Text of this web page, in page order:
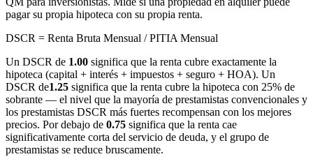
pagar su propia hipoteca con su propia renta.
DSCR = Renta Bruta Mensual / PITIA Mensual
Un DSCR de 1.00 significa que la renta cubre exactamente la
hipoteca (capital + interés + impuestos + seguro + HOA). Un
DSCR de1.25 significa que la renta cubre la hipoteca con 25% de
sobrante — el nivel que la mayoría de prestamistas convencionales y
los prestamistas DSCR más fuertes recompensan con los mejores
precios. Por debajo de 0.75 significa que la renta cae
significativamente corta del servicio de deuda, y el grupo de
prestamistas se reduce bruscamente.